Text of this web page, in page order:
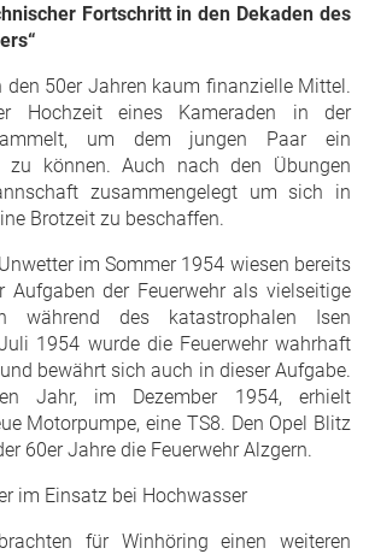
Fortschritt in den Dekaden des
den 50er Jahren kaum finanzielle Mittel.
Hochzeit eines Kameraden in der
um dem jungen Paar ein
zu können. Auch nach den Übungen
zusammengelegt um sich in
Brotzeit zu beschaffen.
im Sommer 1954 wiesen bereits
der Feuerwehr als vielseitige
während des katastrophalen Isen
1954 wurde die Feuerwehr wahrhaft
bewährt sich auch in dieser Aufgabe.
Jahr, im Dezember 1954, erhielt
Motorpumpe, eine TS8. Den Opel Blitz
60er Jahre die Feuerwehr Alzgern.
im Einsatz bei Hochwasser
für Winhöring einen weiteren